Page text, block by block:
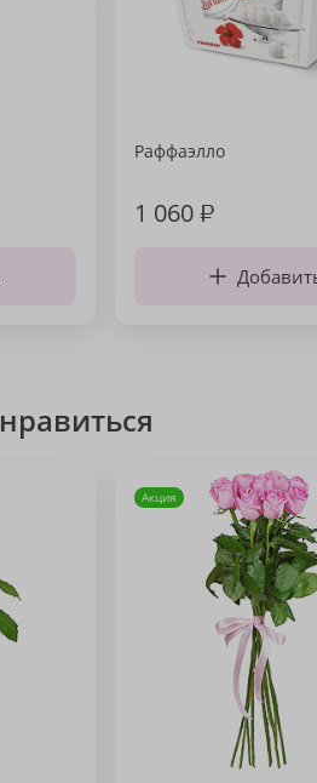
Раффаэлло
1 060₽
Акция